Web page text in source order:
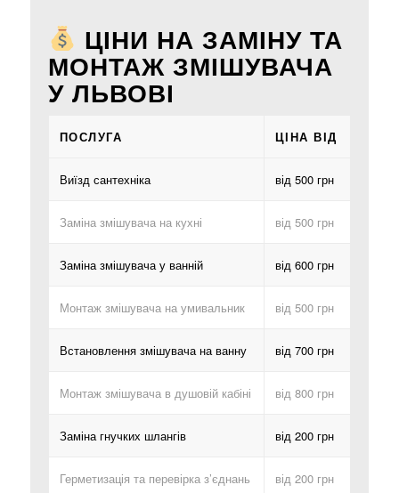
ЦІНИ НА ЗАМІНУ ТА
МОНТАЖ ЗМІШУВАЧА
У ЛЬВОВІ
ПОСЛУГА ЦІНА ВІД
Виїзд сантехніка від 500 грн
Заміна змішувача на кухні від 500 грн
Заміна змішувача у ванній від 600 грн
Монтаж змішувача на умивальник від 500 грн
Встановлення змішувача на ванну від 700 грн
Монтаж змішувача в душовій кабіні від 800 грн
Заміна гнучких шлангів від 200 грн
Герметизація та перевірка з’єднань від 200 грн